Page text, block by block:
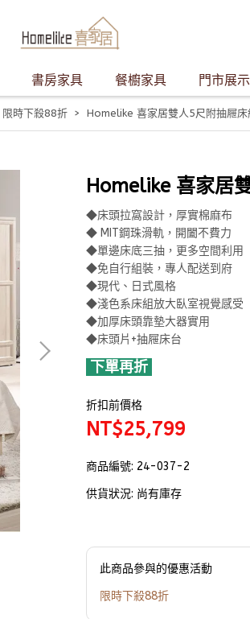
書房家具 餐櫥家具 門市展示
限時下殺88折 Homelike 喜家居雙人5尺附抽屜
Homelike 喜家居
◆床頭拉窩設計，厚實棉麻布
◆ MIT鋼珠滑軌，開闔不費力
◆單邊床底三抽，更多空間利用
◆免自行組裝，專人配送到府
◆現代、日式風格
◆淺色系床組放大臥室視覺感受
◆加厚床頭靠墊大器實用
◆床頭片+抽屜床台
下單再折
折扣前價格
NT$25,799
商品編號: 24-037-2
供貨狀況: 尚有庫存
此商品參與的優惠活動
限時下殺88折